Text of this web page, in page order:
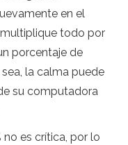
en el
todo por
porcentaje de
la calma puede
su computadora
es crítica, por lo